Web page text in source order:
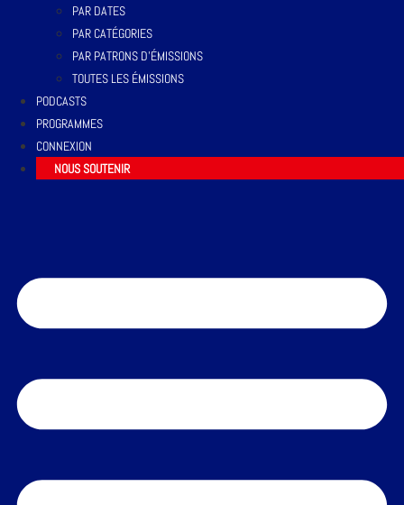
PAR DATES
PAR CATÉGORIES
PAR PATRONS D’ÉMISSIONS
TOUTES LES ÉMISSIONS
PODCASTS
PROGRAMMES
CONNEXION
NOUS SOUTENIR